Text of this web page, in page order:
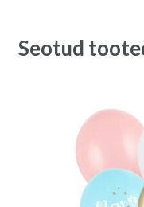
Seotud